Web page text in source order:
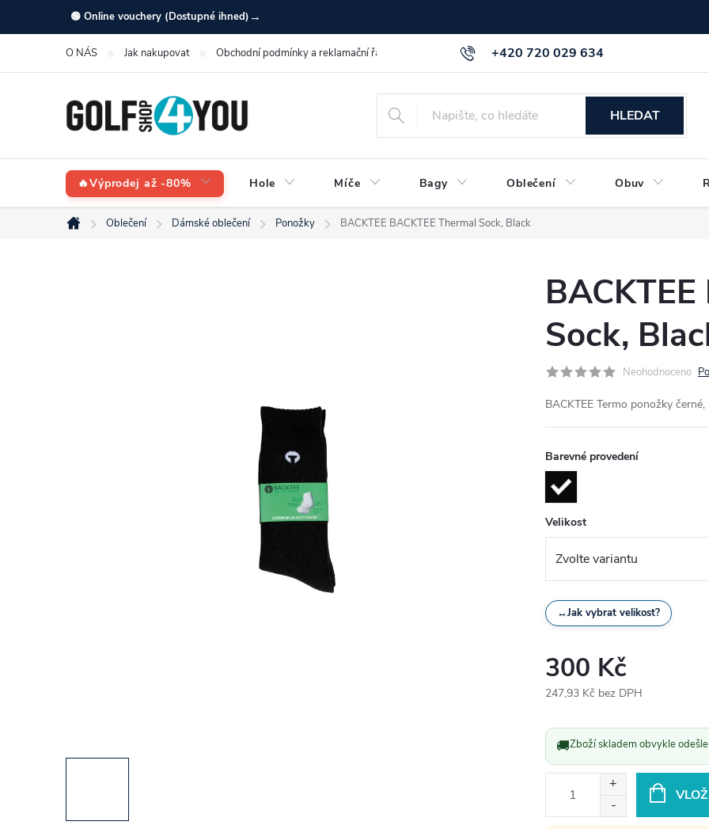
na
🟢 Online vouchery (Dostupné ihned) →
+420 720 029 634
O NÁS Jak nakupovat Obchodní podmínky a reklamační řád GDPR info a směrnice Kontakt
HLEDAT
🔥Výprodej až -80% Hole Míče Bagy Oblečení Obuv
Domů
Oblečení Dámské oblečení Ponožky BACKTEE BACKTEE Thermal Sock, Black
Sock,
Neohodnoceno
BACKTEE Termo ponožky
Barevné provedení
Velikost
↔Jak vybrat velikost?
300 Kč
247,93 Kč bez DPH
cena:
🚚Zboží skladem obvykle